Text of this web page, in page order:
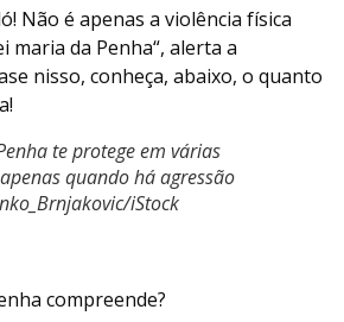
Não é apenas a violência física
maria da Penha“, alerta a
nisso, conheça, abaixo, o quanto
te protege em várias
quando há agressão
iStock
compreende?